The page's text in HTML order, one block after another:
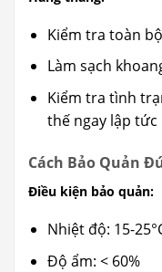
Kiểm tra toàn
Làm sạch
Kiểm tra tình
thế ngay lập
Cách Bảo Quản
Điều kiện bảo quản:
Nhiệt độ: 15-
Độ ẩm: < 60%